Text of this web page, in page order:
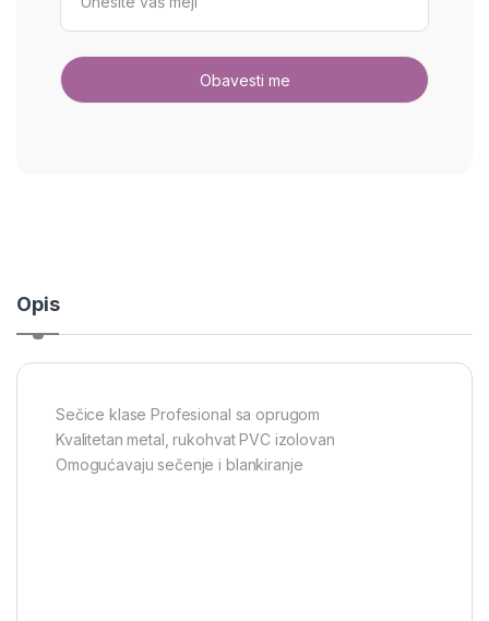
Opis
Sečice klase Profesional sa oprugom
Kvalitetan metal, rukohvat PVC izolovan
Omogućavaju sečenje i blankiranje